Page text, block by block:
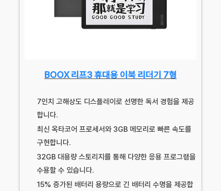
BOOX 리프3 휴대용 이북 리더기 7형
7인치 고해상도 디스플레이로 선명한 독서 경험을 제공
합니다.
최신 옥타코어 프로세서와 3GB 메모리로 빠른 속도를
구현합니다.
32GB 대용량 스토리지를 통해 다양한 응용 프로그램을
수용할 수 있습니다.
15% 증가된 배터리 용량으로 긴 배터리 수명을 제공합